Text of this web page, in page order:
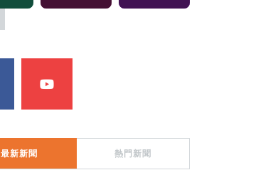
最新新聞 熱門新聞